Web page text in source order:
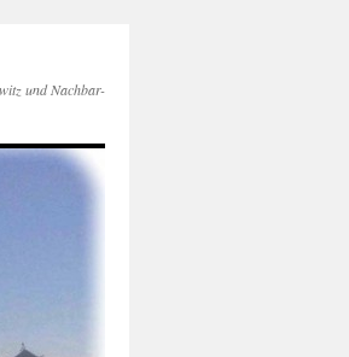
und Nachbar-